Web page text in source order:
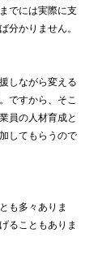
でには実際に支
分かりません。
しながら変える
ですから、そこ
員の人材育成と
してもらうので
も多々ありま
ることもありま